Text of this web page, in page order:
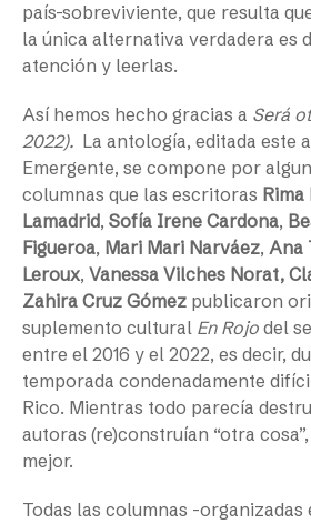
país-sobreviviente, que resulta
la única alternativa verdadera es
atención y leerlas.
Así hemos hecho gracias a Será
2022). La antología, editada este
Emergente, se compone por
columnas que las escritoras
Lamadrid, Sofía Irene Cardona,
Figueroa, Mari Mari Narváez, Ana
Leroux, Vanessa Vilches Norat,
Zahira Cruz Gómez publicaron
suplemento cultural En Rojo del
entre el 2016 y el 2022, es decir,
temporada condenadamente
Rico. Mientras todo parecía
autoras (re)construían “otra
mejor.
Todas las columnas -